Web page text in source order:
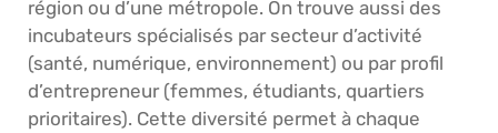
région ou d’une métropole. On trouve aussi des
incubateurs spécialisés par secteur d’activité
(santé, numérique, environnement) ou par profil
d’entrepreneur (femmes, étudiants, quartiers
prioritaires). Cette diversité permet à chaque